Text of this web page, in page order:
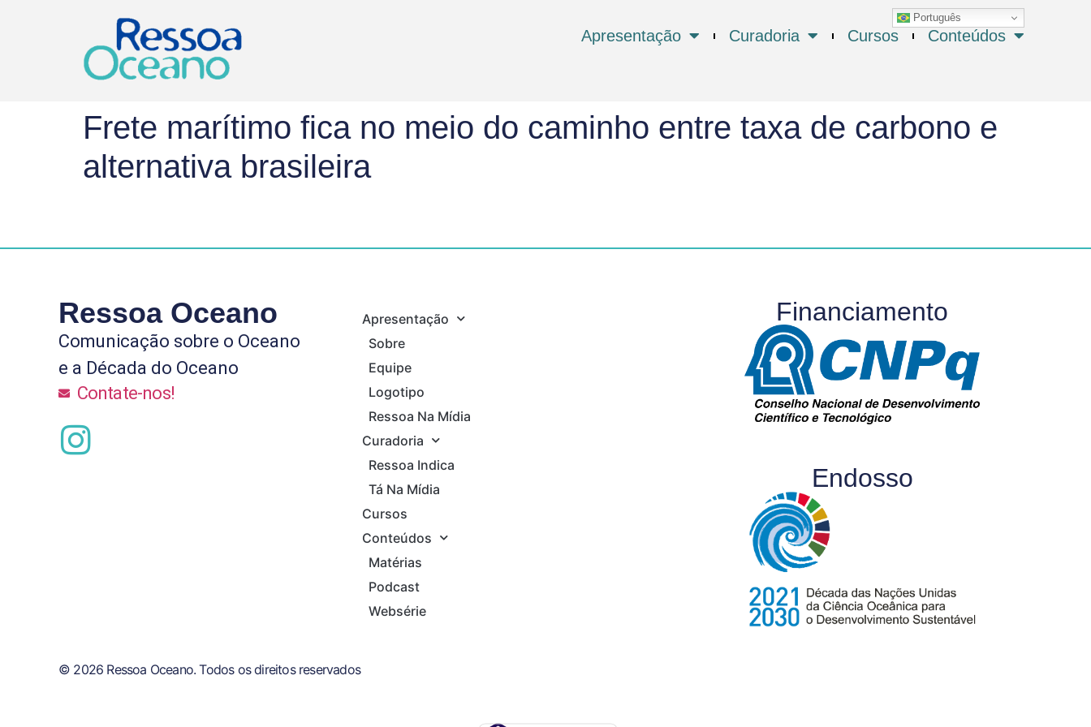
Português
Apresentação Curadoria Cursos Conteúdos
Frete marítimo fica no meio do caminho entre taxa de carbono e
alternativa brasileira
Ressoa Oceano
Comunicação sobre o Oceano
e a Década do Oceano
Contate-nos!
Apresentação
Sobre
Equipe
Logotipo
Ressoa Na Mídia
Curadoria
Ressoa Indica
Tá Na Mídia
Cursos
Conteúdos
Matérias
Podcast
Websérie
Financiamento
Endosso
© 2026 Ressoa Oceano. Todos os direitos reservados